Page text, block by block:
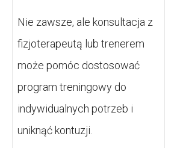
Nie zawsze, ale konsultacja z
fizjoterapeutą lub trenerem
może pomóc dostosować
program treningowy do
indywidualnych potrzeb i
uniknąć kontuzji.